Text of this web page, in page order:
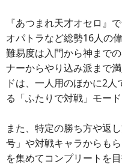
『あつまれ天才オセロ』
オパトラなど総勢16人の
難易度は入門から神まで
ナーからやり込み派まで
ドは、一人用のほかに2
る「ふたりで対戦」モー
また、特定の勝ち方や返
号」や対戦キャラからも
を集めてコンプリートを